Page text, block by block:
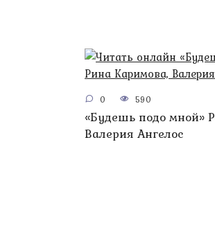
0 590
«Будешь подо мной»
Валерия Ангелос